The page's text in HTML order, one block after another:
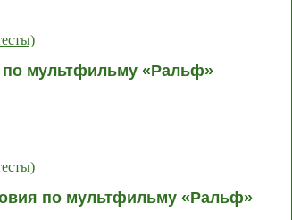
по мультфильму «Ральф»
по мультфильму «Ральф»